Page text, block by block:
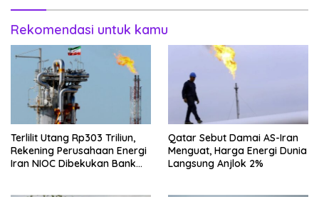
Rekomendasi untuk kamu
Terlilit Utang Rp303 Triliun,
Rekening Perusahaan Energi
Iran NIOC Dibekukan Bank
Qatar Sebut Damai AS-Iran
Menguat, Harga Energi Dunia
Langsung Anjlok 2%